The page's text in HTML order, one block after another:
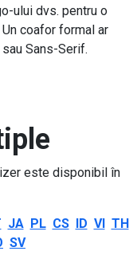
ului dvs. pentru o
coafor formal ar
Sans-Serif.
este disponibil în
JA PL CS ID VI TH
SV